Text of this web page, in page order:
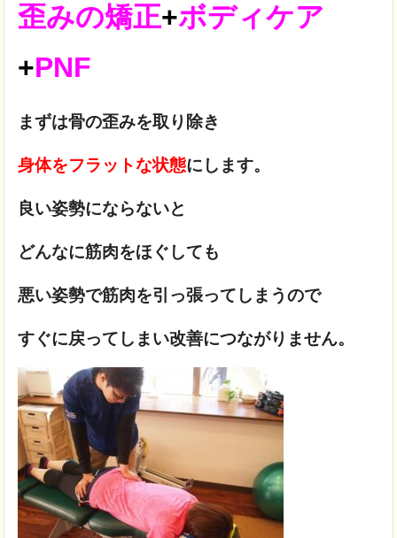
歪みの矯正+ボディケア
+PNF
まずは骨の歪みを取り除き
身体をフラットな状態にします。
良い姿勢にならないと
どんなに筋肉をほぐしても
悪い姿勢で筋肉を引っ張ってしまうので
すぐに戻ってしまい改善につながりません。